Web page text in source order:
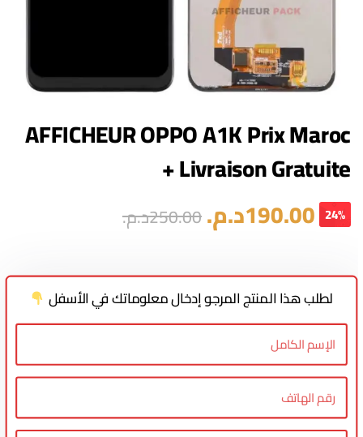
AFFICHEUR OPPO A1K Prix Maroc
+ Livraison Gratuite
190.00د.م. 250.00د.م. 24%
لطلب هذا المنتج المرجو إدخال معلوماتك في الأسفل